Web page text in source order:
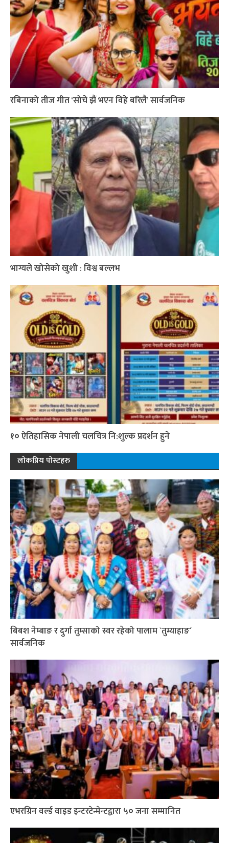
रबिनाको तीज गीत ‘सोचे झैं भएन विहे बरिलै’ सार्वजनिक
भाग्यले खोसेको खुशी : विश्व बल्लभ
१० ऐतिहासिक नेपाली चलचित्र नि:शुल्क प्रदर्शन हुने
लोकप्रिय पोस्टहरु
बिबश नेम्बाङ र दुर्गा तुम्साको स्वर रहेको पालाम `तुम्याहाङ´
सार्वजनिक
एभरग्रिन वर्ल्ड वाइड इन्टरटेन्मेन्टद्वारा ५० जना सम्मानित